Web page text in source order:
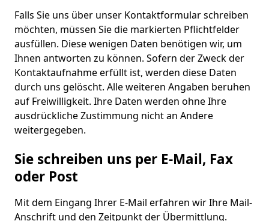
Falls Sie uns über unser Kontaktformular schreiben
möchten, müssen Sie die markierten Pflichtfelder
ausfüllen. Diese wenigen Daten benötigen wir, um
Ihnen antworten zu können. Sofern der Zweck der
Kontaktaufnahme erfüllt ist, werden diese Daten
durch uns gelöscht. Alle weiteren Angaben beruhen
auf Freiwilligkeit. Ihre Daten werden ohne Ihre
ausdrückliche Zustimmung nicht an Andere
weitergegeben.
Sie schreiben uns per E-Mail, Fax
oder Post
Mit dem Eingang Ihrer E-Mail erfahren wir Ihre Mail-
Anschrift und den Zeitpunkt der Übermittlung.